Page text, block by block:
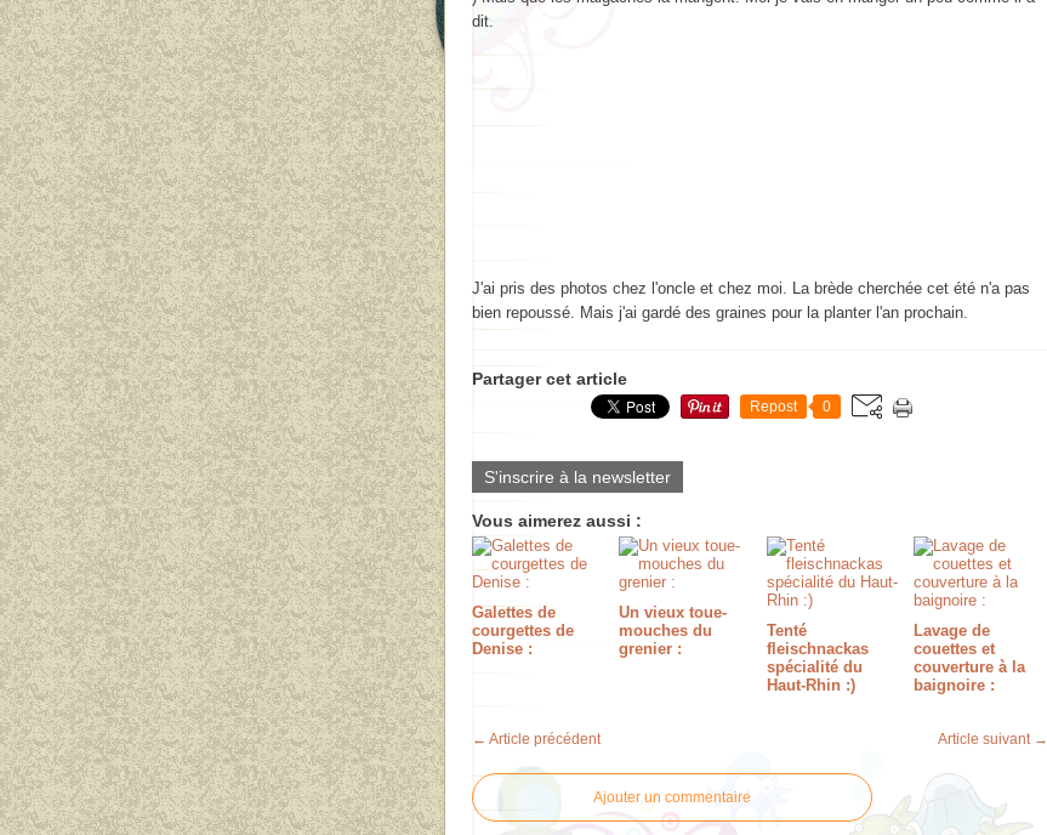
dit.
J'ai pris des photos chez l'oncle et chez moi. La brède cherchée cet été n'a pas
bien repoussé. Mais j'ai gardé des graines pour la planter l'an prochain.
Partager cet article
Repost 0
S'inscrire à la newsletter
Vous aimerez aussi :
Galettes de
courgettes de
Denise :
Un vieux toue-
mouches du
grenier :
Tenté
fleischnackas
spécialité du
Haut-Rhin :)
Lavage de
couettes et
couverture à la
baignoire :
← Article précédent Article suivant →
Ajouter un commentaire